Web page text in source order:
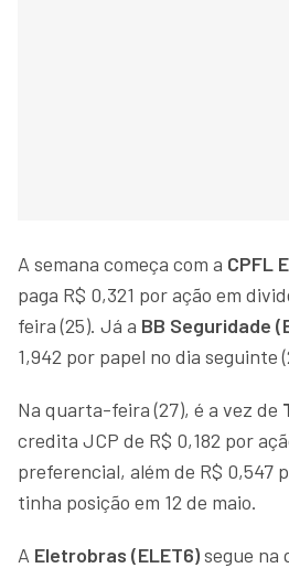
A semana começa com a CPFL
paga R$ 0,321 por ação em
feira (25). Já a BB Seguridade
1,942 por papel no dia seguinte
Na quarta-feira (27), é a vez de
credita JCP de R$ 0,182 por
preferencial, além de R$ 0,547
tinha posição em 12 de maio.
A Eletrobras (ELET6)segue na